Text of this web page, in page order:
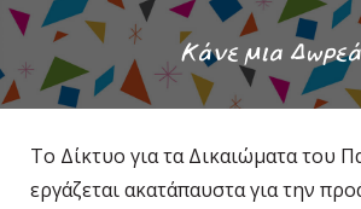
Κάνε μια Δωρεά
Το Δίκτυο για τα Δικαιώματα του
εργάζεται ακατάπαυστα για την